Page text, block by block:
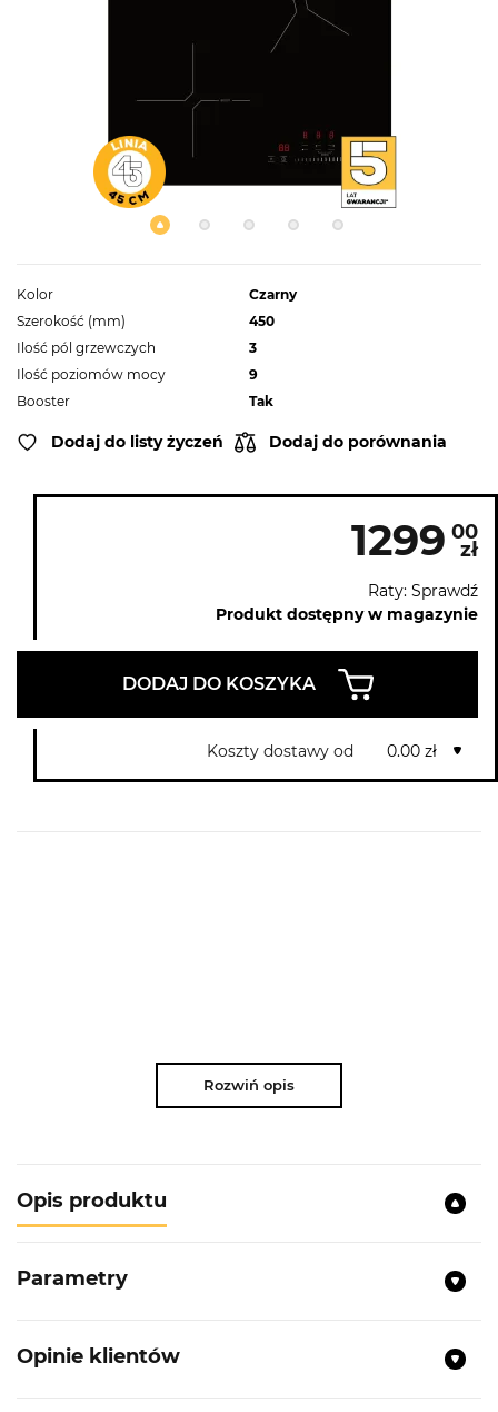
Kolor
Czarny
Szerokość (mm)
450
Ilość pól grzewczych
3
Ilość poziomów mocy
9
Booster
Tak
Dodaj do listy życzeń Dodaj do porównania
1299 00
zł
Raty: Sprawdź
Produkt dostępny w magazynie
DODAJ DO KOSZYKA
Koszty dostawy od 0.00 zł
Rozwiń opis
Opis produktu
Parametry
Opinie klientów